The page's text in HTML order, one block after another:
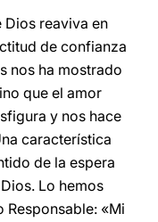
Dios reaviva en
de confianza
nos ha mostrado
que el amor
y nos hace
característica
de la espera
Lo hemos
Responsable: «Mi